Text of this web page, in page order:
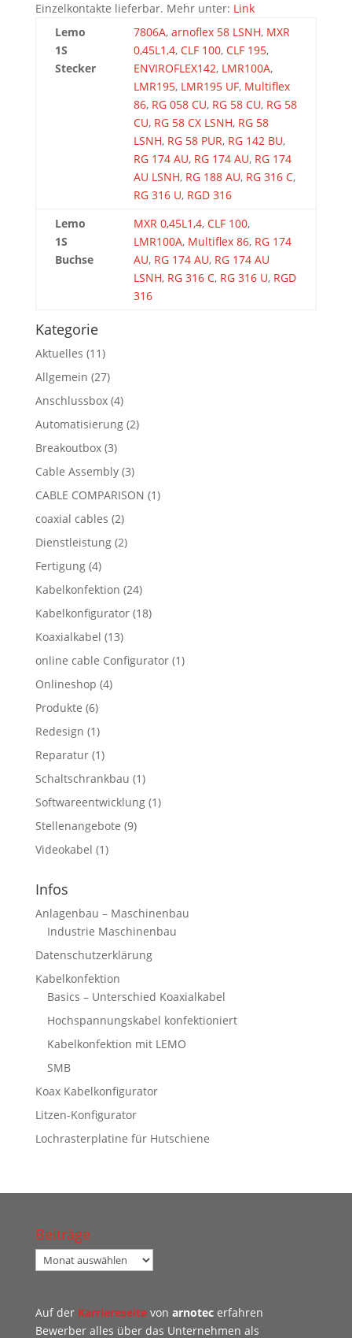
Einzelkontakte lieferbar. Mehr unter: Link
Lemo
1S
Stecker
7806A,arnoflex 58 LSNH,MXR
0,45L1,4,CLF 100,CLF 195,
ENVIROFLEX142,LMR100A,
LMR195,LMR195 UF,Multiflex
86,RG 058 CU,RG 58 CU,RG 58
CU,RG 58 CX LSNH,RG 58
LSNH,RG 58 PUR,RG 142 BU,
RG 174 AU,RG 174 AU,RG 174
AU LSNH,RG 188 AU,RG 316 C,
RG 316 U,RGD 316
Lemo
1S
Buchse
MXR 0,45L1,4,CLF 100,
LMR100A,Multiflex 86,RG 174
AU,RG 174 AU,RG 174 AU
LSNH,RG 316 C,RG 316 U,RGD
316
Kategorie
Aktuelles (11)
Allgemein (27)
Anschlussbox(4)
Automatisierung(2)
Breakoutbox(3)
Cable Assembly(3)
CABLE COMPARISON (1)
coaxial cables (2)
Dienstleistung(2)
Fertigung(4)
Kabelkonfektion (24)
Kabelkonfigurator(18)
Koaxialkabel (13)
online cable Configurator(1)
Onlineshop (4)
Produkte (6)
Redesign (1)
Reparatur(1)
Schaltschrankbau (1)
Softwareentwicklung(1)
Stellenangebote (9)
Videokabel (1)
Infos
Anlagenbau – Maschinenbau
Industrie Maschinenbau
Datenschutzerklärung
Kabelkonfektion
Basics – Unterschied Koaxialkabel
Hochspannungskabel konfektioniert
Kabelkonfektion mit LEMO
SMB
Koax Kabelkonfigurator
Litzen-Konfigurator
Lochrasterplatine für Hutschiene
Beiträge
Beiträge
Auf der Karriereseitevon arnotecerfahren
Bewerber alles über das Unternehmen als